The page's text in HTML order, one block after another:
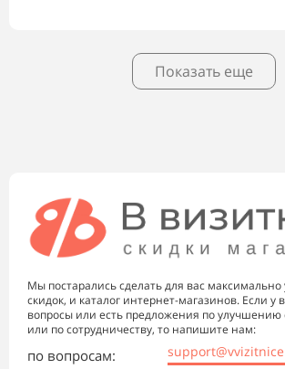
Показать еще
Мы постарались сделать для вас
скидок, и каталог интернет-магазинов. Если у
вопросы или есть предложения по улучшению
или по сотрудничеству, то напишите нам:
по вопросам: